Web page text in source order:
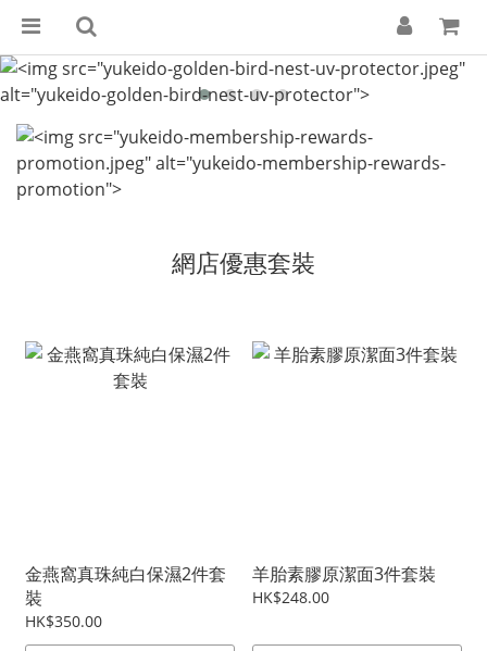
網店優惠套裝
金燕窩真珠純白保濕2件套
裝
HK$350.00
羊胎素膠原潔面3件套裝
HK$248.00